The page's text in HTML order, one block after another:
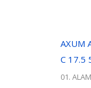
AXUM
C 17.5
01.